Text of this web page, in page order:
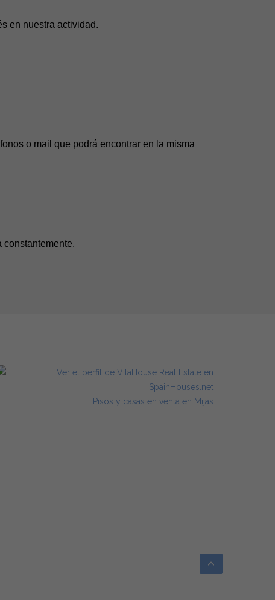
en nuestra actividad.
o mail que podrá encontrar en la misma
constantemente.
Pisos y casas en venta en Mijas